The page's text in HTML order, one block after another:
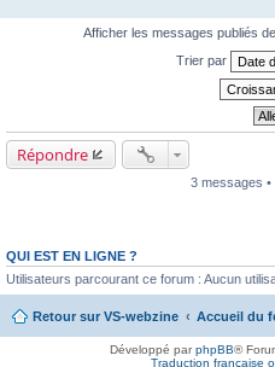
Afficher les messages publiés
Trier par
Répondre
3 messages •
QUI EST EN LIGNE ?
Utilisateurs parcourant ce forum : Aucun
Retour sur VS-webzine Accueil du
Développé parphpBB®
Traduction française